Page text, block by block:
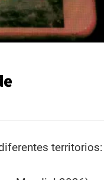
territorios: